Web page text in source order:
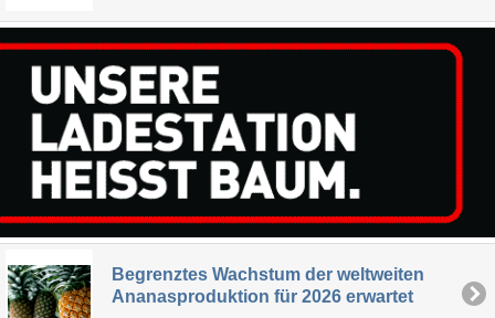
Begrenztes Wachstum der weltweiten
Ananasproduktion für 2026 erwartet